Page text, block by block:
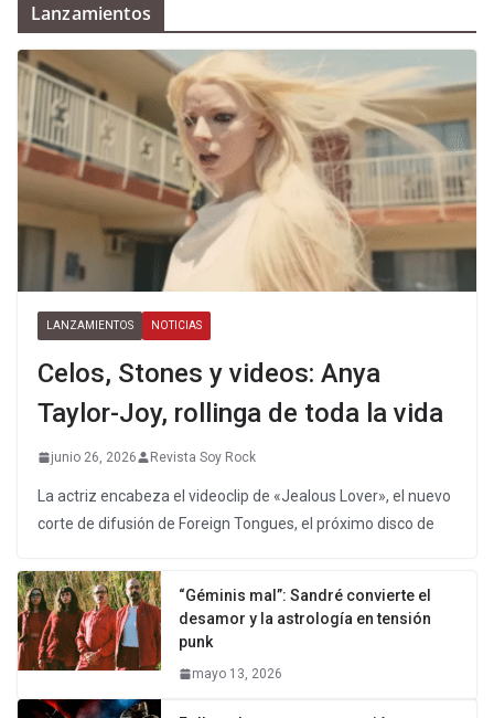
Lanzamientos
LANZAMIENTOS NOTICIAS
Celos, Stones y videos: Anya
Taylor-Joy, rollinga de toda la vida
junio 26, 2026 Revista Soy Rock
La actriz encabeza el videoclip de «Jealous Lover», el nuevo
corte de difusión de Foreign Tongues, el próximo disco de
“Géminis mal”: Sandré convierte el
desamor y la astrología en tensión
punk
mayo 13, 2026